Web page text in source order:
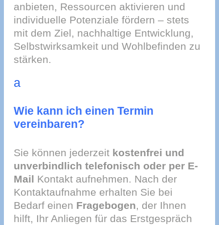
anbieten, Ressourcen aktivieren und
individuelle Potenziale fördern – stets
mit dem Ziel, nachhaltige Entwicklung,
Selbstwirksamkeit und Wohlbefinden zu
stärken.
a
Wie kann ich einen Termin
vereinbaren?
Sie können jederzeit kostenfrei und
unverbindlich telefonisch oder per E-
Mail Kontakt aufnehmen. Nach der
Kontaktaufnahme erhalten Sie bei
Bedarf einen Fragebogen, der Ihnen
hilft, Ihr Anliegen für das Erstgespräch